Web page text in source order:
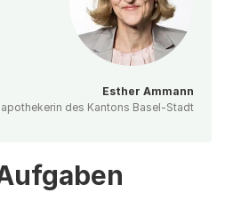
Esther Ammann
des Kantons Basel-Stadt